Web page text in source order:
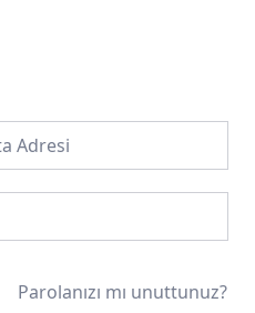
Parolanızı mı unuttunuz?